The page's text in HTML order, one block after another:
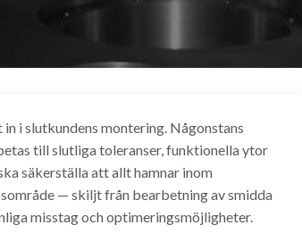
i slutkundens montering. Någonstans
till slutliga toleranser, funktionella ytor
säkerställa att allt hamnar inom
— skiljt från bearbetning av smidda
misstag och optimeringsmöjligheter.